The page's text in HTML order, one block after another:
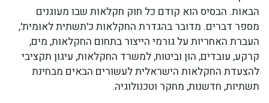
הבאות. הבסיס הוא קודם כל חוק חקלאות שבו מעוגנים
מספר דברים. מדובר בהגדרת החקלאות כ'תשתית לאומית',
העברת האחריות על גורמי הייצור בתחום החקלאות, מים,
קרקע, עובדים, הון וביטוח, למשרד החקלאות, עיגון תקציבי
להצעדת החקלאות הישראלית לעשורים הבאים מבחינת
תשתיות, חדשנות, מחקר וטכנולוגיה.